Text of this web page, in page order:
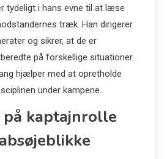
tydeligt i hans evne til at læse
træk. Han dirigerer
og sikrer, at de er
på forskellige situationer.
hjælper med at opretholde
under kampene.
på kaptajnrolle